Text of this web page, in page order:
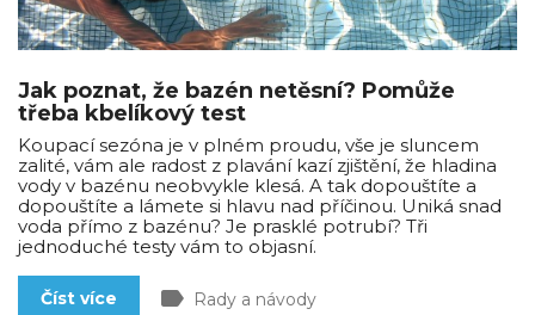
Jak poznat, že bazén netěsní? Pomůže
třeba kbelíkový test
Koupací sezóna je v plném proudu, vše je sluncem
zalité, vám ale radost z plavání kazí zjištění, že hladina
vody v bazénu neobvykle klesá. A tak dopouštíte a
dopouštíte a lámete si hlavu nad příčinou. Uniká snad
voda přímo z bazénu? Je prasklé potrubí? Tři
jednoduché testy vám to objasní.
Číst více label Rady a návody